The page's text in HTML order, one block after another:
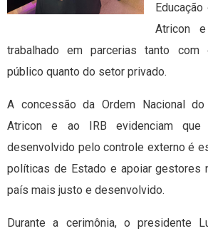
Atricon
trabalhado em parcerias tanto
público quanto do setor privado.
A concessão da Ordem Nacional
Atricon e ao IRB evidenciam que
desenvolvido pelo controle externo é
políticas de Estado e apoiar gestores
país mais justo e desenvolvido.
Durante a cerimônia, o presidente